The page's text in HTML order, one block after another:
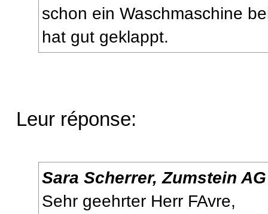
schon ein Waschmaschine
hat gut geklappt.
Leur réponse:
Sara Scherrer, Zumstein
Sehr geehrter Herr FAvre,